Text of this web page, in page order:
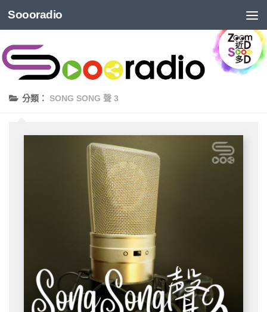
Soooradio
分類： SONG SONG 聲 3